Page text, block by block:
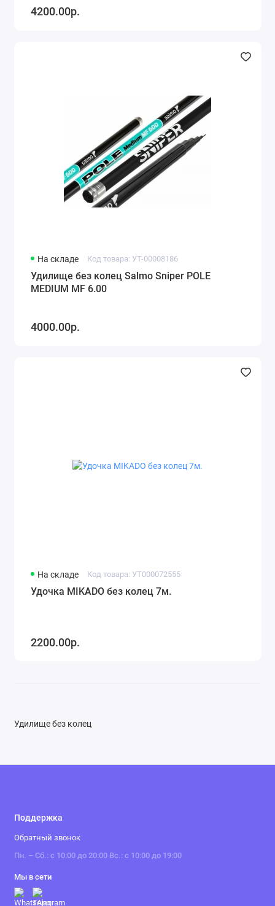
4200.00р.
На складе Код товара: УТ-00008186
Удилище без колец Salmo Sniper POLE
MEDIUM MF 6.00
4000.00р.
На складе Код товара: УТ000072555
Удочка MIKADO без колец 7м.
2200.00р.
Удилище без колец
Поддержка
Обратный звонок
Пн. – Сб.: с 10:00 до 20:00 Вс.: с 10:00 до 19:00
Мы в сети